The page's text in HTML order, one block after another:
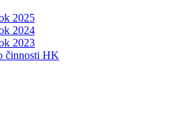
2025
2024
2023
činnosti HK